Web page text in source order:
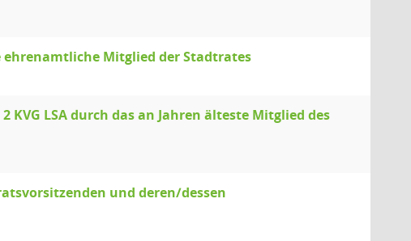
Mitglied der Stadtrates
KVG LSA durch das an Jahren älteste Mitglied des
und deren/dessen